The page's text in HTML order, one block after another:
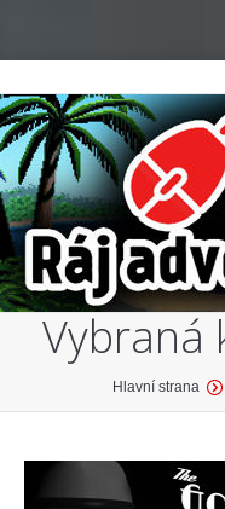
Registrace
Vybraná
You are here:Hlavní strana